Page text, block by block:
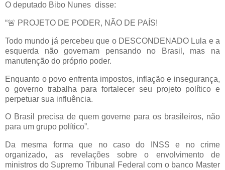
O deputado Bibo Nunes disse:
“🚨 PROJETO DE PODER, NÃO DE PAÍS!
Todo mundo já percebeu que o DESCONDENADO Lula e a
esquerda não governam pensando no Brasil, mas na
manutenção do próprio poder.
Enquanto o povo enfrenta impostos, inflação e insegurança,
o governo trabalha para fortalecer seu projeto político e
perpetuar sua influência.
O Brasil precisa de quem governe para os brasileiros, não
para um grupo político”.
Da mesma forma que no caso do INSS e no crime
organizado, as revelações sobre o envolvimento de
ministros do Supremo Tribunal Federal com o banco Master